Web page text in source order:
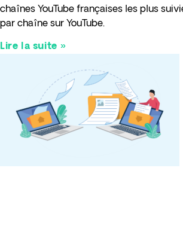
chaînes YouTube françaises les plus
par chaîne sur YouTube.
Lire la suite »